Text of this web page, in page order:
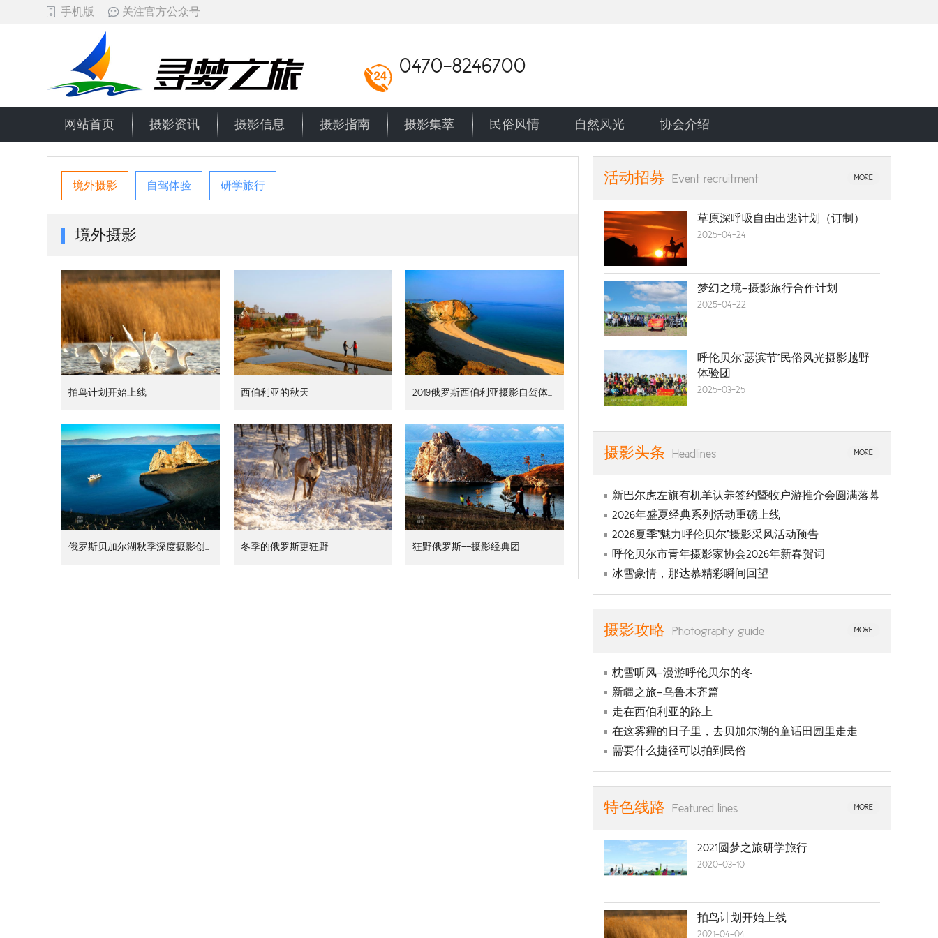
手机版 关注官方公众号
0470-8246700
网站首页 摄影资讯 摄影信息 摄影指南 摄影集萃 民俗风情 自然风光 协会介绍
境外摄影 自驾体验 研学旅行
境外摄影
拍鸟计划开始上线 西伯利亚的秋天 2019俄罗斯西伯利亚摄影自驾体验之旅
俄罗斯贝加尔湖秋季深度摄影创作团 冬季的俄罗斯更狂野 狂野俄罗斯——摄影经典团
活动招募 Event recruitment MORE
草原深呼吸自由出逃计划（订制）
2025-04-24
梦幻之境—摄影旅行合作计划
2025-04-22
呼伦贝尔“瑟滨节”民俗风光摄影越野
体验团
2025-03-25
摄影头条 Headlines MORE
新巴尔虎左旗有机羊认养签约暨牧户游推介会圆满落幕
2026年盛夏经典系列活动重磅上线
2026夏季“魅力呼伦贝尔”摄影采风活动预告
呼伦贝尔市青年摄影家协会2026年新春贺词
冰雪豪情，那达慕精彩瞬间回望
摄影攻略 Photography guide MORE
枕雪听风—漫游呼伦贝尔的冬
新疆之旅—乌鲁木齐篇
走在西伯利亚的路上
在这雾霾的日子里，去贝加尔湖的童话田园里走走
需要什么捷径可以拍到民俗
特色线路 Featured lines MORE
2021圆梦之旅研学旅行
2020-03-10
拍鸟计划开始上线
2021-04-04